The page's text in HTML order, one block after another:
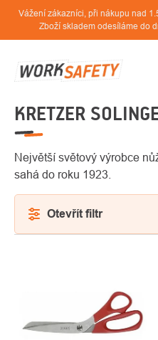
Přejít
obsah
Vážení zákazníci, při nákupu nad
Zboží skladem odesíláme do
KRETZER
Největší světový výrobce
sahá do roku 1923.
Otevřít filtr